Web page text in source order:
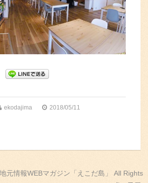
ekodajima 2018/05/11
元情報WEBマガジン「えこだ島」 All Rights